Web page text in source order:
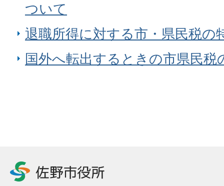
ついて
退職所得に対する市・県民税の
国外へ転出するときの市県民